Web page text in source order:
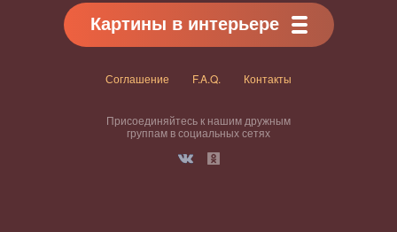
Картины в интерьере
Соглашение F.A.Q. Контакты
Присоединяйтесь к нашим дружным
группам в социальных сетях